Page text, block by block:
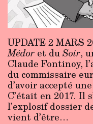
UPDATE 2 MARS
Médor et duSoir,
Claude Fontinoy,
du commissaire
d’avoir accepté
C’était en 2017. Il
l’explosif dossier
vient d’être…